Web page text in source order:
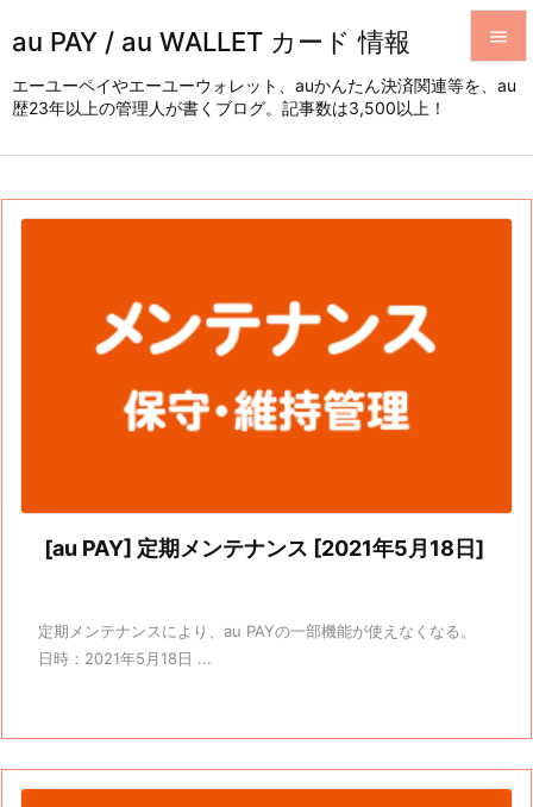
au PAY / au WALLET カード 情報
エーユーペイやエーユーウォレット、auかんたん決済関連等を、au
歴23年以上の管理人が書くブログ。記事数は3,500以上！



[au PAY] 定期メンテナンス [2021年5月18日]
定期メンテナンスにより、au PAYの一部機能が使えなくなる。
日時：2021年5月18日 ...